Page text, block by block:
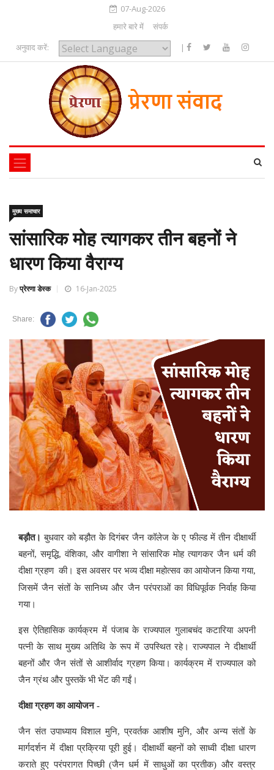
07-Aug-2026
हमारे बारे में
संपर्क
अनुवाद करें:
Powered by
|
मुख्य समाचार
सांसारिक मोह त्यागकर तीन बहनों ने
धारण किया वैराग्य
Byप्रेरणा डेस्क 16-Jan-2025
Share:
बड़ौत। बुधवार को बड़ौत के दिगंबर जैन कॉलेज के ए फील्ड में तीन दीक्षार्थी
बहनों, समृद्धि, वंशिका, और वागीशा ने सांसारिक मोह त्यागकर जैन धर्म की
दीक्षाग्रहण की। इस अवसर पर भव्य दीक्षा महोत्सव का आयोजन किया गया,
जिसमें जैन संतों के सानिध्य और जैन परंपराओं का विधिपूर्वक निर्वाह किया
गया।
इस ऐतिहासिक कार्यक्रम में पंजाब के राज्यपाल गुलाबचंद कटारिया अपनी
पत्नी के साथ मुख्य अतिथि के रूप में उपस्थित रहे। राज्यपाल ने दीक्षार्थी
बहनों और जैन संतों से आशीर्वाद ग्रहण किया। कार्यक्रम में राज्यपाल को
जैन ग्रंथ और पुस्तकें भी भेंट की गईं।
दीक्षा ग्रहण का आयोजन -
जैन संत उपाध्याय विशाल मुनि, प्रवर्तक आशीष मुनि, और अन्य संतों के
मार्गदर्शन में दीक्षा प्रक्रिया पूरी हुई। दीक्षार्थी बहनों को साध्वी दीक्षा धारण
कराते हुए परंपरागत पिच्छी (जैन धर्म में साधुओं का प्रतीक) और वस्त्र